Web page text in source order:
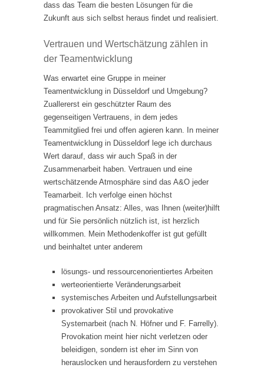
dass das Team die besten Lösungen für die
Zukunft aus sich selbst heraus findet und realisiert.
Vertrauen und Wertschätzung zählen in
der Teamentwicklung
Was erwartet eine Gruppe in meiner
Teamentwicklung in Düsseldorf und Umgebung?
Zuallererst ein geschützter Raum des
gegenseitigen Vertrauens, in dem jedes
Teammitglied frei und offen agieren kann. In meiner
Teamentwicklung in Düsseldorf lege ich durchaus
Wert darauf, dass wir auch Spaß in der
Zusammenarbeit haben. Vertrauen und eine
wertschätzende Atmosphäre sind das A&O jeder
Teamarbeit. Ich verfolge einen höchst
pragmatischen Ansatz: Alles, was Ihnen (weiter)hilft
und für Sie persönlich nützlich ist, ist herzlich
willkommen. Mein Methodenkoffer ist gut gefüllt
und beinhaltet unter anderem
lösungs- und ressourcenorientiertes Arbeiten
werteorientierte Veränderungsarbeit
systemisches Arbeiten und Aufstellungsarbeit
provokativer Stil und provokative
Systemarbeit (nach N. Höfner und F. Farrelly).
Provokation meint hier nicht verletzen oder
beleidigen, sondern ist eher im Sinn von
herauslocken und herausfordern zu verstehen